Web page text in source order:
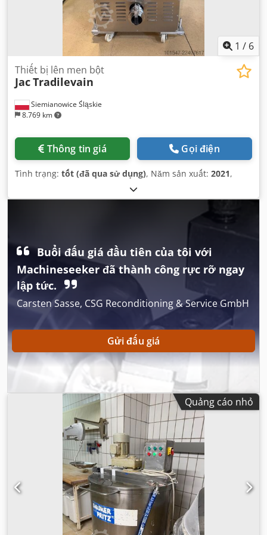
1 / 6
Siemianowice Śląskie
8.769 km
Thiết bị lên men bột
JacTradilevain
Thông tin giá Gọi điện
Tình trạng: tốt (đã qua sử dụng), Năm sản xuất: 2021,
Buổi đấu giá đầu tiên của tôi với
Machineseeker đã thành công rực rỡ ngay
lập tức.
Carsten Sasse, CSG Reconditioning & Service GmbH
Gửi đấu giá
Quảng cáo nhỏ